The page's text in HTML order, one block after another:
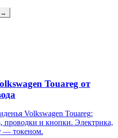
→
Touareg от
Volkswagen Touareg:
проводки и кнопки. Электрика,
— токеном.